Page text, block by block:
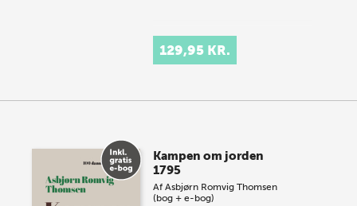
129,95 KR.
Kampen om jorden
1795
AfAsbjørn Romvig Thomsen
(bog + e-bog)